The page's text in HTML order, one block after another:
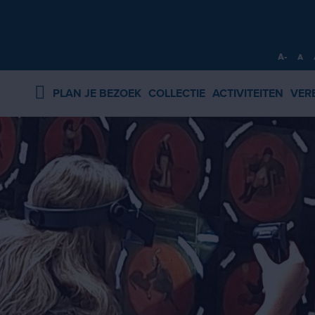
A- A
PLAN JE BEZOEK COLLECTIE ACTIVITEITEN